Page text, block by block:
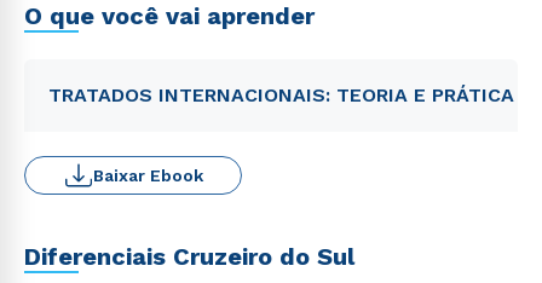
O que você vai aprender
TRATADOS INTERNACIONAIS: TEORIA E PRÁTICA
Baixar Ebook
Diferenciais Cruzeiro do Sul